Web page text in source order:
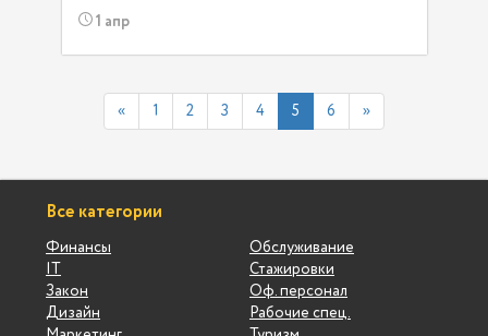
1 апр
« 1 2 3 4 5 6 »
Все категории
Финансы
IT
Закон
Дизайн
Обслуживание
Стажировки
Оф. персонал
Рабочие спец.